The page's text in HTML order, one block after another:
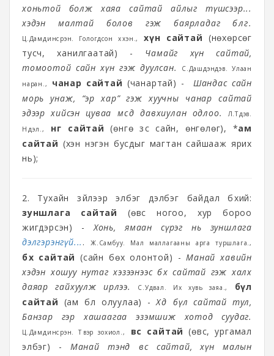
хоньтой болж хаяа сайтай айлыг түшсээр...
хэдэн малтай болов гэж баярладаг бөлгөө.
Ц.Дамдинсүрэн. Гологдсон хүүхэн., хүн сайтай (нөхөрсөг
тусч, ханилгаатай) - Чамайг хүн сайтай,
томоотой сайн хүн гэж дуулсан.
С.Дашдэндэв. Улаан
наран.,
чанар сайтай (чанартай) - Шандас сайн
морь унаж, “эр хар” гэж хуучны чанар сайтай
эдээр хийсэн цуваа өмсөөд давхиулан одлоо.
Л.Түдэв.
Нүүдэл.,
өнгө сайтай (өнгө зүс сайн, өнгөлөг), *ам
сайтай (хэн нэгэн бусдыг магтан сайшааж ярих
нь);
2. Тухайн зүйлээр элбэг дэлбэг байдал бүхий:
зуншлага сайтай
(өвс ногоо, хур бороо
жигдэрсэн) -Хонь, ямаан сүрэг нь зуншлага
дэлгэрэнгүй... .Ж.Самбуу. Мал маллагааны арга туршлага.,
бөх сайтай (сайн бөх олонтой) -Манай хавийн
хэдэн хошуу нутаг хэзээнээс бөх сайтай гэж халх
даяар гайхуулж ирлээ.
С.Удвал. Их хувь заяа.,
бүл
сайтай (ам бүл олуулаа) -Хөдөө бүл сайтай тул,
Банзар гэр хашаагаа эзэмшиж хотод суудаг.
Ц.Дамдинсүрэн. Түүвэр зохиол., өвс сайтай (өвс, ургамал
элбэг) - Манай тэнд өвс сайтай, хүн малын